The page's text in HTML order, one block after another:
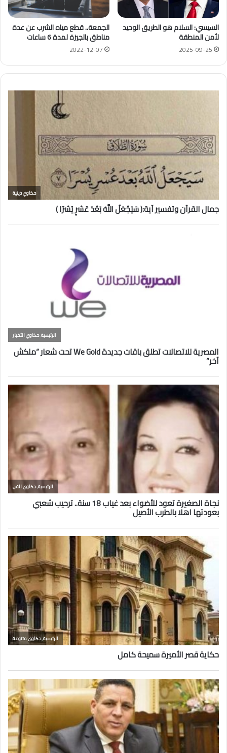
السيسي: السلام هو الطريق الوحيد
لأمن المنطقة
2025-09-25
الجمعة.. قطع مياه الشرب عن عدة
مناطق بالجيزة لمدة 6 ساعات
2022-12-07